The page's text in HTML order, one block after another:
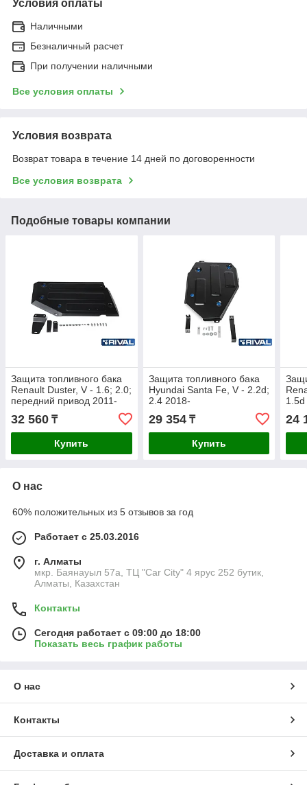
Условия оплаты
Наличными
Безналичный расчет
При получении наличными
Все условия оплаты
Условия возврата
Возврат товара в течение 14 дней по договоренности
Все условия возврата
Подобные товары компании
Защита топливного бака
Renault Duster, V - 1.6; 2.0;
передний привод 2011-
32 560 ₸
Купить
Защита топливного бака
Hyundai Santa Fe, V - 2.2d;
2.4 2018-
29 354₸
Купить
24
О нас
60% положительных из 5 отзывов за год
Работает с 25.03.2016
г. Алматы
мкр. Баянауыл 57а, ТЦ "Car Сity" 4 ярус 252 бутик,
Алматы, Казахстан
Контакты
Сегодня работает с 09:00 до 18:00
Показать весь график работы
О нас
Контакты
Доставка и оплата